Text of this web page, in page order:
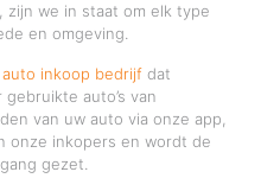
we in staat om elk type
en omgeving.
auto inkoop bedrijfdat
auto’s van
van uw auto via onze app,
onze inkopers en wordt de
gezet.